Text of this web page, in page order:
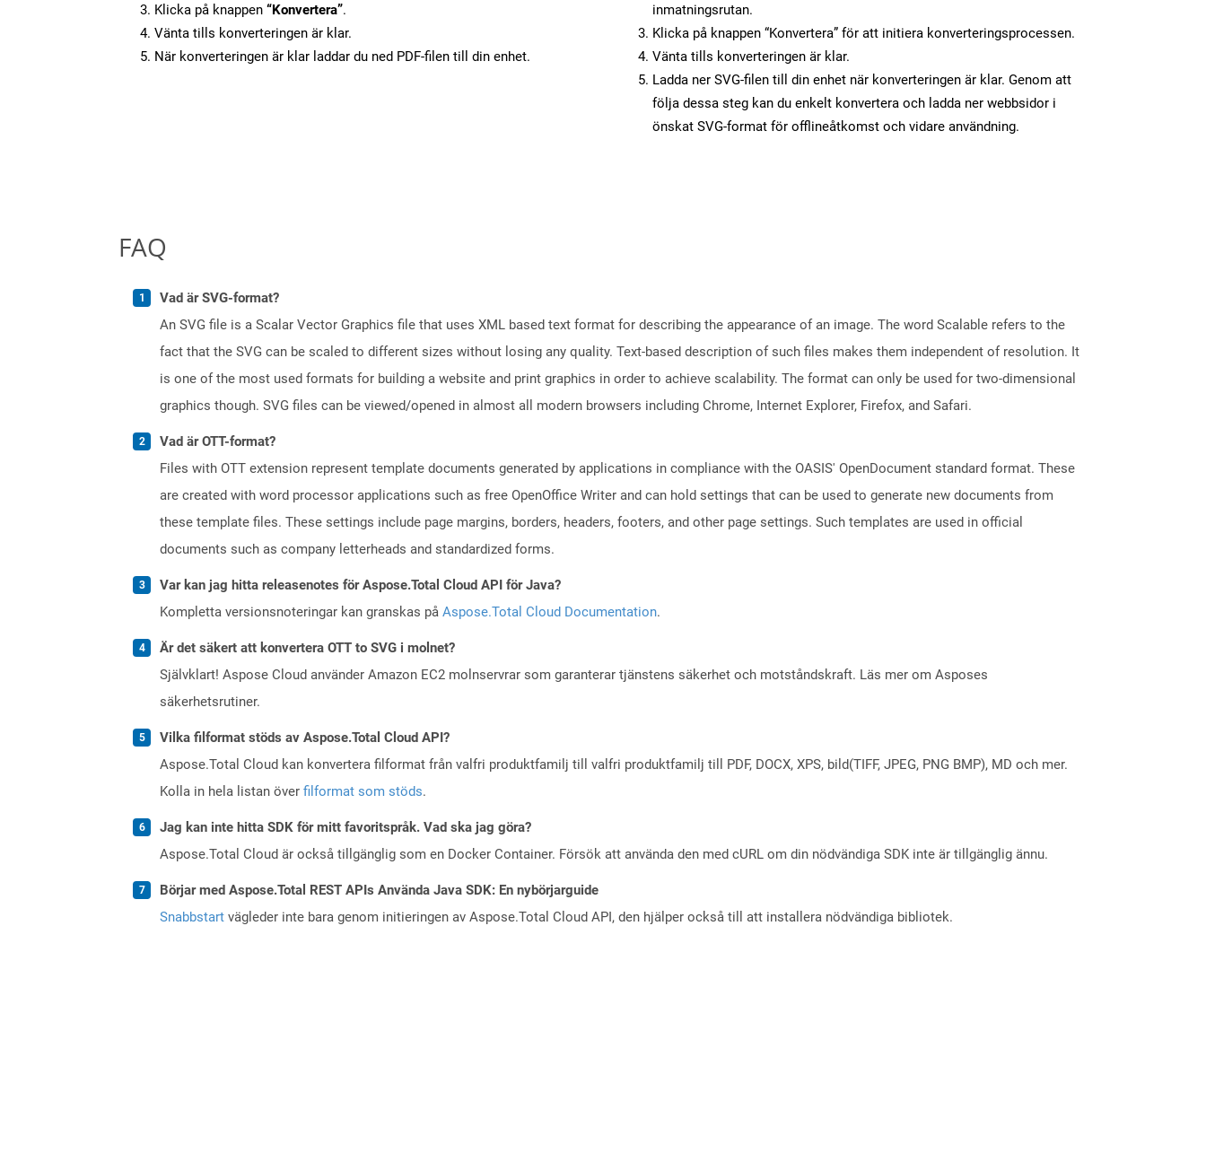
Klicka på knappen “Konvertera”.
Vänta tills konverteringen är klar.
När konverteringen är klar laddar du ned PDF-filen till din enhet.
inmatningsrutan.
Klicka på knappen “Konvertera” för att initiera konverteringsprocessen.
Vänta tills konverteringen är klar.
Ladda ner SVG-filen till din enhet när konverteringen är klar. Genom att
följa dessa steg kan du enkelt konvertera och ladda ner webbsidor i
önskat SVG-format för offlineåtkomst och vidare användning.
FAQ
Vad är SVG-format?
An SVG file is a Scalar Vector Graphics file that uses XML based text format for describing the appearance of an image. The word Scalable refers to the
fact that the SVG can be scaled to different sizes without losing any quality. Text-based description of such files makes them independent of resolution. It
is one of the most used formats for building a website and print graphics in order to achieve scalability. The format can only be used for two-dimensional
graphics though. SVG files can be viewed/opened in almost all modern browsers including Chrome, Internet Explorer, Firefox, and Safari.
Vad är OTT-format?
Files with OTT extension represent template documents generated by applications in compliance with the OASIS' OpenDocument standard format. These
are created with word processor applications such as free OpenOffice Writer and can hold settings that can be used to generate new documents from
these template files. These settings include page margins, borders, headers, footers, and other page settings. Such templates are used in official
documents such as company letterheads and standardized forms.
Var kan jag hitta releasenotes för Aspose.Total Cloud API för Java?
Kompletta versionsnoteringar kan granskas på Aspose.Total Cloud Documentation.
Är det säkert att konvertera OTT to SVG i molnet?
Självklart! Aspose Cloud använder Amazon EC2 molnservrar som garanterar tjänstens säkerhet och motståndskraft. Läs mer om Asposes
säkerhetsrutiner.
Vilka filformat stöds av Aspose.Total Cloud API?
Aspose.Total Cloud kan konvertera filformat från valfri produktfamilj till valfri produktfamilj till PDF, DOCX, XPS, bild(TIFF, JPEG, PNG BMP), MD och mer.
Kolla in hela listan över filformat som stöds.
Jag kan inte hitta SDK för mitt favoritspråk. Vad ska jag göra?
Aspose.Total Cloud är också tillgänglig som en Docker Container. Försök att använda den med cURL om din nödvändiga SDK inte är tillgänglig ännu.
Börjar med Aspose.Total REST APIs Använda Java SDK: En nybörjarguide
Snabbstart vägleder inte bara genom initieringen av Aspose.Total Cloud API, den hjälper också till att installera nödvändiga bibliotek.